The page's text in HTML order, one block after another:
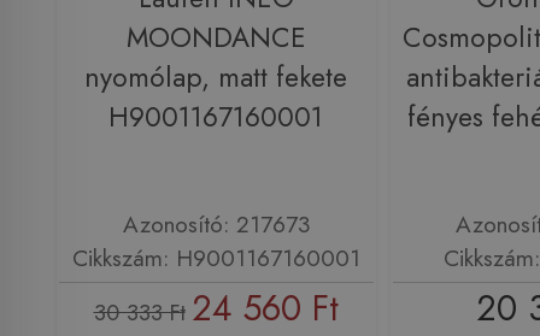
MOONDANCE
nyomólap, matt fekete
H9001167160001
Azonosító: 217673
Cikkszám: H9001167160001
30 333 Ft 24 560 Ft
fényes
20